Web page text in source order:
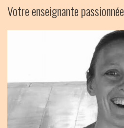
Votre enseignante passionnée